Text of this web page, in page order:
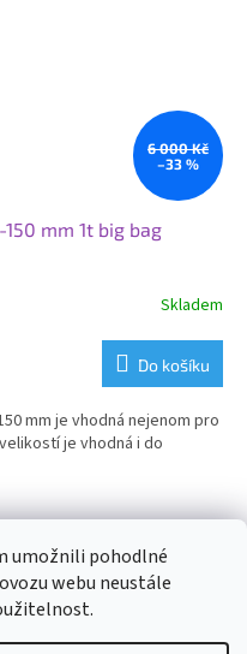
umožnili pohodlné
webu neustále
6 000 Kč
–33 %
mm 1t big bag
Skladem
Do košíku
mm je vhodná nejenom pro
je vhodná i do